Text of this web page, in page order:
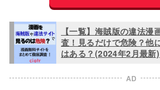
【一覧】海賊版の違法
査！見るだけで危険？他
はある？(2024年2月最新)
AD